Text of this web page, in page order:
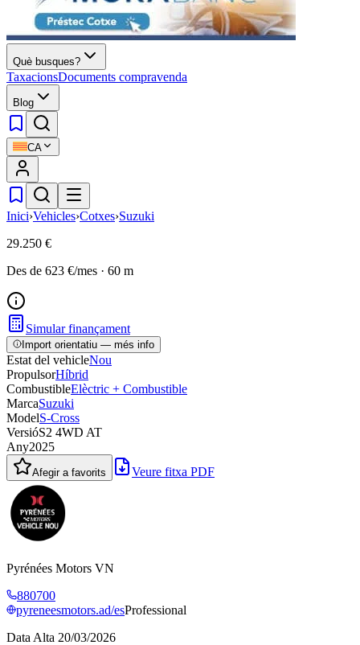
Què busques?
TaxacionsDocuments compravenda
Blog
CA
Inici›Vehicles›Cotxes›Suzuki
29.250 €
Des de 623 €/mes · 60 m
Simular finançament
Import orientatiu — més info
Estat del vehicleNou
PropulsorHíbrid
CombustibleElèctric + Combustible
MarcaSuzuki
ModelS-Cross
VersióS2 4WD AT
Any2025
Afegir a favorits Veure fitxa PDF
Pyrénées Motors VN
880700
pyreneesmotors.ad/esProfessional
Data Alta 20/03/2026